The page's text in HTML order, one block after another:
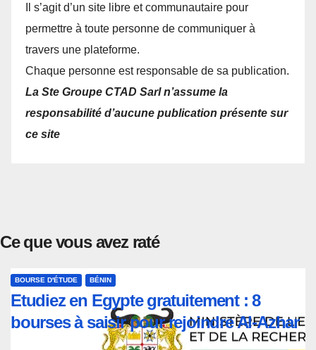
Il s’agit d’un site libre et communautaire pour
permettre à toute personne de communiquer à
travers une plateforme.
Chaque personne est responsable de sa publication.
La Ste Groupe CTAD Sarl n’assume la
responsabilité d’aucune publication présente sur
ce site
Ce que vous avez raté
BOURSE D'ÉTUDE BÉNIN
Etudiez en Egypte gratuitement : 8
bourses à saisir pour rejoindre Al-Azhar